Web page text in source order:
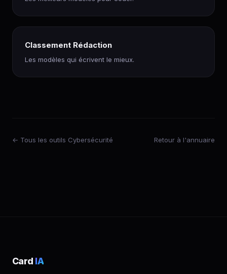
Classement Rédaction
Les modèles qui écrivent le mieux.
← Tous les outils Cybersécurité Retour à l'annuaire
Card IA